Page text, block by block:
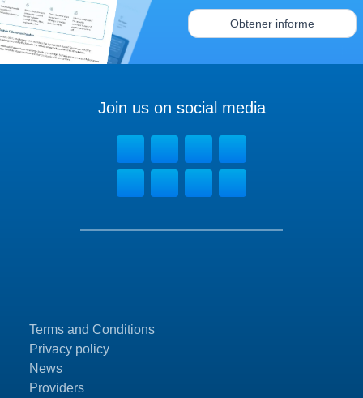
Obtener informe
Terms and Conditions
Privacy policy
News
Providers
Join us on social media